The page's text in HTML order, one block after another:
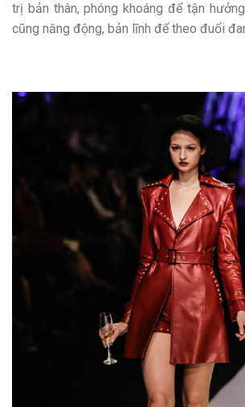
trị bản thân, phóng khoáng để tận
cũng năng động, bản lĩnh để theo đuổi